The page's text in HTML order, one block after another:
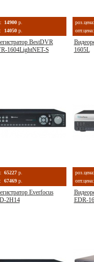
14900 р.
14050 р.
BestDVR
1604LightNET-S
роз.цена:
опт.цена:
1605L
65227 р.
67469 р.
Everfocus
2H14
роз.цена:
опт.цена:
EDR-